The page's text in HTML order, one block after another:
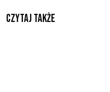
Czytaj także